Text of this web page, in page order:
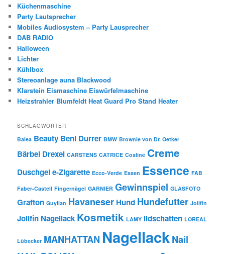
Küchenmaschine
Party Lautsprecher
Mobiles Audiosystem – Party Lausprecher
DAB RADIO
Halloween
Lichter
Kühlbox
Stereoanlage auna Blackwood
Klarstein Eismaschine Eiswürfelmaschine
Heizstrahler Blumfeldt Heat Guard Pro Stand Heater
SCHLAGWÖRTER
Balea Beauty Beni Durrer BMW Brownie von Dr. Oetker
Bärbel Drexel CARSTENS CATRICE Cosline Creme
Duschgele-Zigarette Ecco-Verde Essen Essence FAB
Faber-Castell Fingernägel GARNIER Gewinnspiel GLASFOTO
Grafton Guylian Havaneser Hund Hundefutter Jolifin
Jolifin Nagellack Kosmetik LAMY lidschatten LOREAL
Lübecker MANHATTAN NagellackNail